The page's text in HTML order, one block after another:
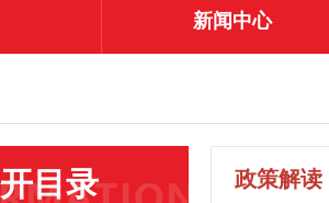
新闻中心
目录 政策解读